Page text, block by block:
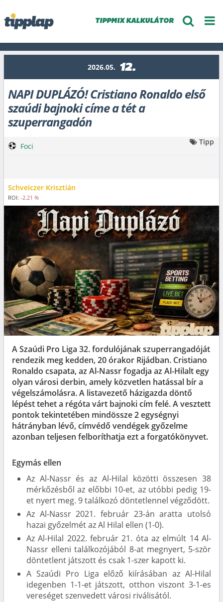
TIPPMIX KALKULÁTOR
2026.05. 12.
NAPI DUPLÁZÓ! Cristiano Ronaldo első
szaúdi bajnoki címe a tét a
szuperrangadón
Schveiczer Krisztián
ROI: -2.21 %
Foci Tipp
A Szaúdi Pro Liga 32. fordulójának szuperrangadóját
rendezik meg kedden, 20 órakor Rijádban. Cristiano
Ronaldo csapata, az Al-Nassr fogadja az Al-Hilalt egy
olyan városi derbin, amely közvetlen hatással bír a
végelszámolásra. A listavezető házigazda döntő
lépést tehet a régóta várt bajnoki cím felé. A vesztett
pontok tekintetében mindössze 2 egységnyi
hátrányban lévő, címvédő vendégek győzelme
azonban teljesen felboríthatja ezt a forgatókönyvet.
Egymás ellen
Az Al-Nassr és az Al-Hilal közötti összesen 38
mérkőzésből az előbbi 10-et, az utóbbi pedig 19-
et nyert meg. 9 találkozó döntetlennel végződött.
Az Al-Nassr 2021. február 23-án aratta utolsó
hazai győzelmét az Al Hilal ellen (1-0).
Az Al-Hilal 2022. február 21. óta az elmúlt 14 Al-
Nassr elleni találkozójából 8-at megnyert, 5-ször
döntetlent játszott és csak 1-szer kapott ki.
A Szaúdi Pro Liga előző kiírásában az Al-Hilal
idegenben 1-1-et játszott, otthon viszont 3-1-es
vereséget szenvedett városi riválisától.